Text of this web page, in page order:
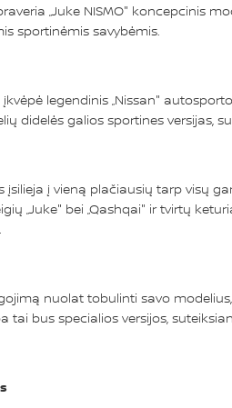
„Juke NISMO" koncepcinis
sportinėmis savybėmis.
įkvėpė legendinis „Nissan"
didelės galios sportines
įsilieja į vieną plačiausių tarp visų
„Juke" bei „Qashqai" ir tvirtų
nuolat tobulinti savo
tai bus specialios versijos,